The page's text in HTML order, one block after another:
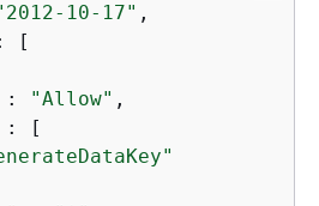
10-17" ,
[
: "Allow" ,
: [